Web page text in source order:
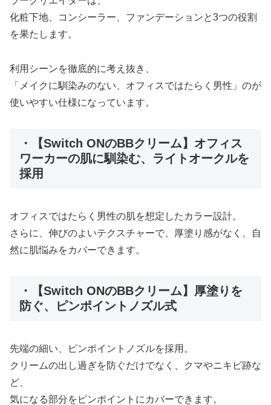
化粧下地、コンシーラー、ファンデーションと3つの役割
を果たします。
利用シーンを徹底的に考え抜き、
「メイクに馴染みのない、オフィスではたらく男性」のが
使いやすい仕様になっています。
・【Switch ONのBBクリーム】オフィス
ワーカーの肌に馴染む、ライトオークルを
採用
オフィスではたらく男性の肌を想定したカラー設計。
さらに、伸びのよいテクスチャーで、厚塗り感がなく、自
然に肌悩みをカバーできます。
・【Switch ONのBBクリーム】厚塗りを
防ぐ、ピンポイントノズル式
先端の細い、ピンポイントノズルを採用。
クリームの出し過ぎを防ぐだけでなく、クマやニキビ跡な
ど、
気になる部分をピンポイントにカバーできます。